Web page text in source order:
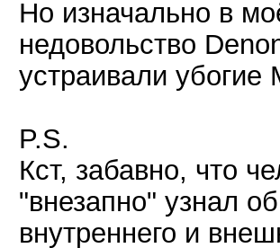
Но изначально в
недовольство
устраивали убогие
P.S.
Кст, забавно, что
"внезапно" узнал
внутреннего и